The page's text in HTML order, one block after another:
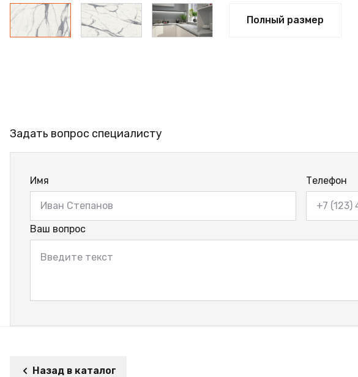
НОВИНКИ Полный размер
Задать вопрос специалисту
Имя Телефон
Ваш вопрос
Назад в каталог